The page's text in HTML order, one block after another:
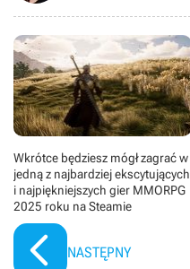
Wkrótce będziesz mógł zagrać w
jedną z najbardziej ekscytujących
i najpiękniejszych gier MMORPG
2025 roku na Steamie
NASTĘPNY